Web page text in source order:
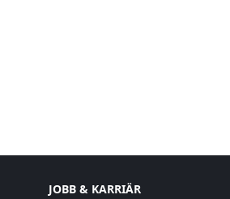
JOBB & KARRIÄR